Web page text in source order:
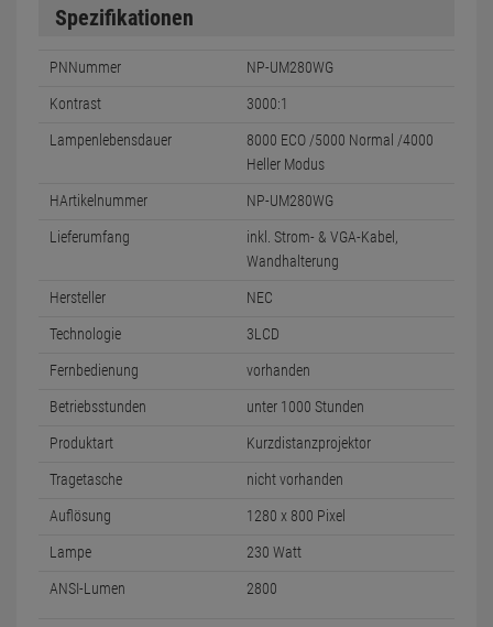
Spezifikationen
PNNummer NP-UM280WG
Kontrast 3000:1
Lampenlebensdauer
8000 ECO /5000 Normal /4000
Heller Modus
HArtikelnummer NP-UM280WG
Lieferumfang
inkl. Strom- & VGA-Kabel,
Wandhalterung
Hersteller NEC
Technologie 3LCD
Fernbedienung vorhanden
Betriebsstunden unter 1000 Stunden
Produktart Kurzdistanzprojektor
Tragetasche nicht vorhanden
Auflösung 1280 x 800 Pixel
Lampe 230 Watt
ANSI-Lumen 2800